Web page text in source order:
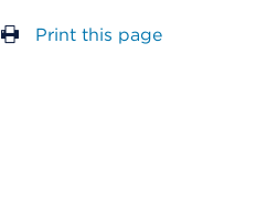
Print this page